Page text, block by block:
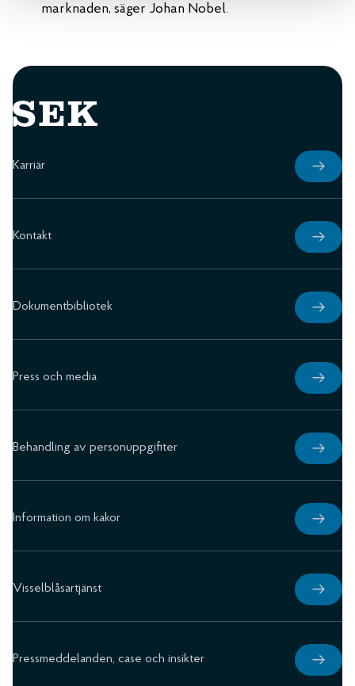
marknaden, säger Johan Nobel.
Karriär
Kontakt
Dokumentbibliotek
Press och media
Behandling av personuppgifiter
Information om kakor
Visselblåsartjänst
Pressmeddelanden, case och insikter